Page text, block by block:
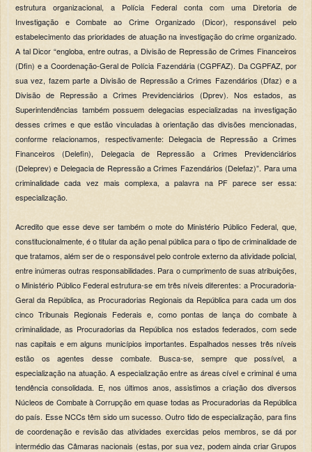
estrutura organizacional, a Polícia Federal conta com uma Diretoria de
Investigação e Combate ao Crime Organizado (Dicor), responsável pelo
estabelecimento das prioridades de atuação na investigação do crime organizado.
A tal Dicor “engloba, entre outras, a Divisão de Repressão de Crimes Financeiros
(Dfin) e a Coordenação-Geral de Polícia Fazendária (CGPFAZ). Da CGPFAZ, por
sua vez, fazem parte a Divisão de Repressão a Crimes Fazendários (Dfaz) e a
Divisão de Repressão a Crimes Previdenciários (Dprev). Nos estados, as
Superintendências também possuem delegacias especializadas na investigação
desses crimes e que estão vinculadas à orientação das divisões mencionadas,
conforme relacionamos, respectivamente: Delegacia de Repressão a Crimes
Financeiros (Delefin), Delegacia de Repressão a Crimes Previdenciários
(Deleprev) e Delegacia de Repressão a Crimes Fazendários (Delefaz)”. Para uma
criminalidade cada vez mais complexa, a palavra na PF parece ser essa:
especialização.
Acredito que esse deve ser também o mote do Ministério Público Federal, que,
constitucionalmente, é o titular da ação penal pública para o tipo de criminalidade de
que tratamos, além ser de o responsável pelo controle externo da atividade policial,
entre inúmeras outras responsabilidades. Para o cumprimento de suas atribuições,
o Ministério Público Federal estrutura-se em três níveis diferentes: a Procuradoria-
Geral da República, as Procuradorias Regionais da República para cada um dos
cinco Tribunais Regionais Federais e, como pontas de lança do combate à
criminalidade, as Procuradorias da República nos estados federados, com sede
nas capitais e em alguns municípios importantes. Espalhados nesses três níveis
estão os agentes desse combate. Busca-se, sempre que possível, a
especialização na atuação. A especialização entre as áreas cível e criminal é uma
tendência consolidada. E, nos últimos anos, assistimos a criação dos diversos
Núcleos de Combate à Corrupção em quase todas as Procuradorias da República
do país. Esse NCCs têm sido um sucesso. Outro tido de especialização, para fins
de coordenação e revisão das atividades exercidas pelos membros, se dá por
intermédio das Câmaras nacionais (estas, por sua vez, podem ainda criar Grupos